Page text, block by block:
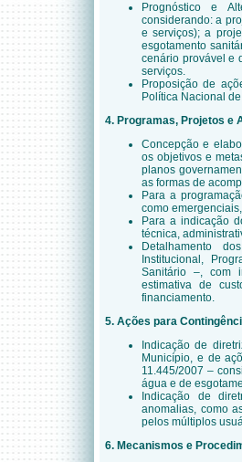
Prognóstico e
considerando: a
e serviços); a
esgotamento
cenário provável e
serviços.
Proposição de
Política Nacional
4. Programas, Projetos e
Concepção e
os objetivos e
planos
as formas de
Para a
como
Para a indicação
técnica,
Detalhamento
Institucional,
Sanitário –, com
estimativa de
financiamento.
5. Ações para
Indicação de
Município, e de
11.445/2007 –
água e de
Indicação de
anomalias, como
pelos múltiplos
6. Mecanismos e